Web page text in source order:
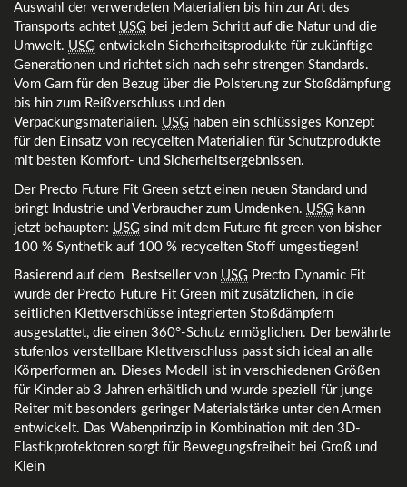
Auswahl der verwendeten Materialien bis hin zur Art des
Transports achtet USG bei jedem Schritt auf die Natur und die
Umwelt. USG entwickeln Sicherheitsprodukte für zukünftige
Generationen und richtet sich nach sehr strengen Standards.
Vom Garn für den Bezug über die Polsterung zur Stoßdämpfung
bis hin zum Reißverschluss und den
Verpackungsmaterialien. USG haben ein schlüssiges Konzept
für den Einsatz von recycelten Materialien für Schutzprodukte
mit besten Komfort- und Sicherheitsergebnissen.
Der Precto Future Fit Green setzt einen neuen Standard und
bringt Industrie und Verbraucher zum Umdenken. USG kann
jetzt behaupten: USG sind mit dem Future fit green von bisher
100 % Synthetik auf 100 % recycelten Stoff umgestiegen!
Basierend auf dem Bestseller von USG Precto Dynamic Fit
wurde der Precto Future Fit Green mit zusätzlichen, in die
seitlichen Klettverschlüsse integrierten Stoßdämpfern
ausgestattet, die einen 360°-Schutz ermöglichen. Der bewährte
stufenlos verstellbare Klettverschluss passt sich ideal an alle
Körperformen an. Dieses Modell ist in verschiedenen Größen
für Kinder ab 3 Jahren erhältlich und wurde speziell für junge
Reiter mit besonders geringer Materialstärke unter den Armen
entwickelt. Das Wabenprinzip in Kombination mit den 3D-
Elastikprotektoren sorgt für Bewegungsfreiheit bei Groß und
Klein